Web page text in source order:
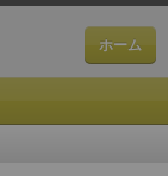
ホーム